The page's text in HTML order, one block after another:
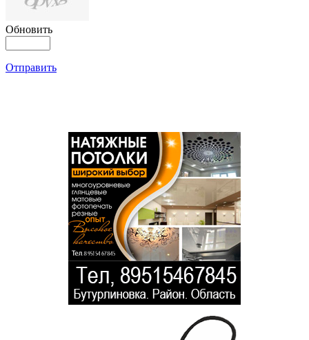
Обновить
Отправить